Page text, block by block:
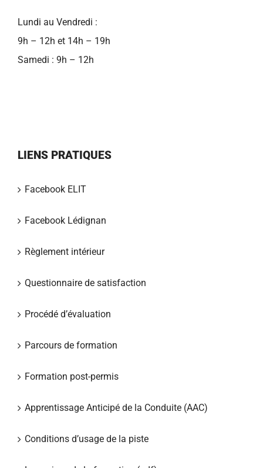
Lundi au Vendredi :
9h – 12h et 14h – 19h
Samedi : 9h – 12h
LIENS PRATIQUES
Facebook ELIT
Facebook Lédignan
Règlement intérieur
Questionnaire de satisfaction
Procédé d’évaluation
Parcours de formation
Formation post-permis
Apprentissage Anticipé de la Conduite (AAC)
Conditions d’usage de la piste